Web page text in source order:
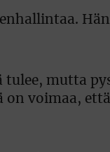
tulee, mutta
on voimaa, että